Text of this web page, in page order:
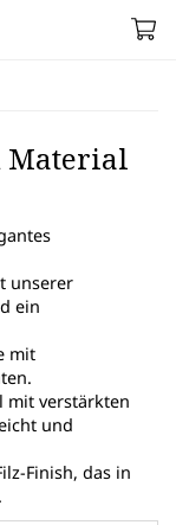
Material
unserer
ein
mit
mit verstärkten
und
Finish, das in